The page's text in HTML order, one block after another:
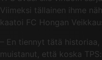
Viimeksi tällainen ihme
kaatoi FC Hongan
– En tiennyt tätä
muistanut, että koska